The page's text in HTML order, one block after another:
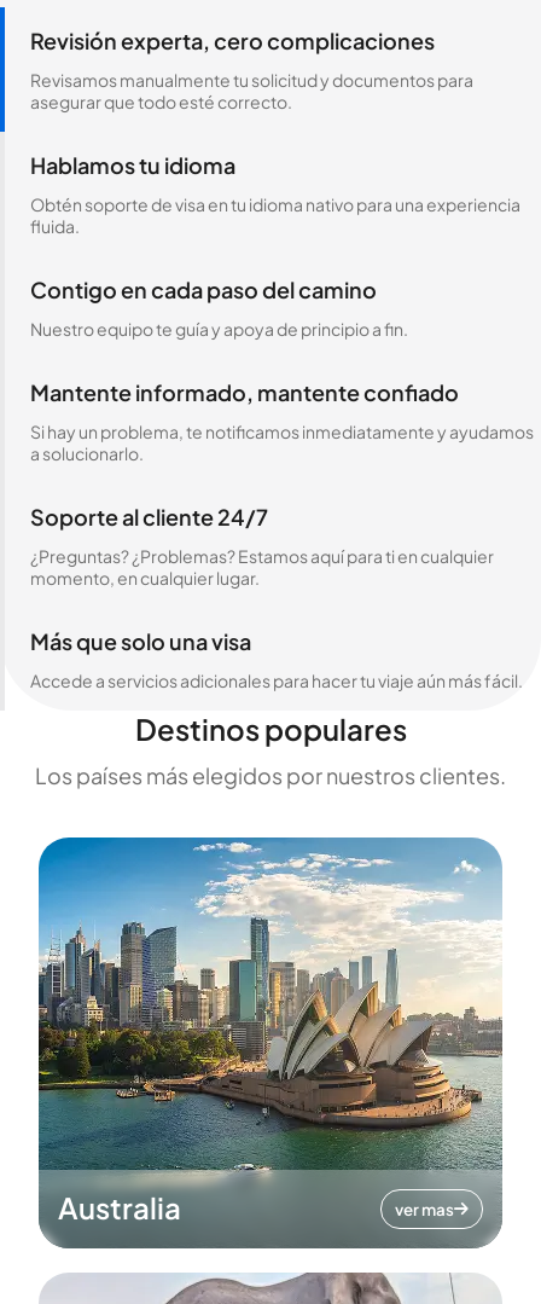
Revisión experta, cero complicaciones
Revisamos manualmente tu solicitud y documentos para
asegurar que todo esté correcto.
Hablamos tu idioma
Obtén soporte de visa en tu idioma nativo para una experiencia
fluida.
Contigo en cada paso del camino
Nuestro equipo te guía y apoya de principio a fin.
Mantente informado, mantente confiado
Si hay un problema, te notificamos inmediatamente y ayudamos
a solucionarlo.
Soporte al cliente 24/7
¿Preguntas? ¿Problemas? Estamos aquí para ti en cualquier
momento, en cualquier lugar.
Más que solo una visa
Accede a servicios adicionales para hacer tu viaje aún más fácil.
Destinos populares
Los países más elegidos por nuestros clientes.
Australia ver mas